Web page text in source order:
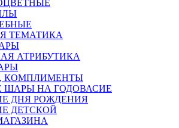
ТЕМАТИКА
АТРИБУТИКА
КОМПЛИМЕНТЫ
ШАРЫ НА ГОДОВАСИЕ
ДНЯ РОЖДЕНИЯ
ДЕТСКОЙ